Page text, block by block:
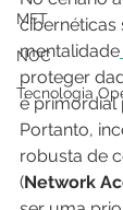
MFT
NOC
Tecnologia
cibernéticas
mentalidade
proteger
é primordial
Portanto,
robusta de
(Network